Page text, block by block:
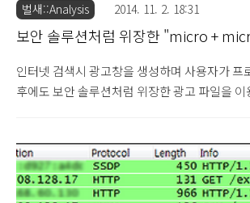
벌새::Analysis 2014. 11. 2. 18:31
보안 솔루션처럼 위장한 "micro +
인터넷 검색시 광고창을 생성하며 사용자가 프
후에도 보안 솔루션처럼 위장한 광고 파일을
일로 위장한 "softblow + softblow 1.0.0.1" 광
(2014.6.16) MS 보안 프로그램처럼 위장한
1.0.0.1" 광고 프로그램 주의 (2014.10.18) 해